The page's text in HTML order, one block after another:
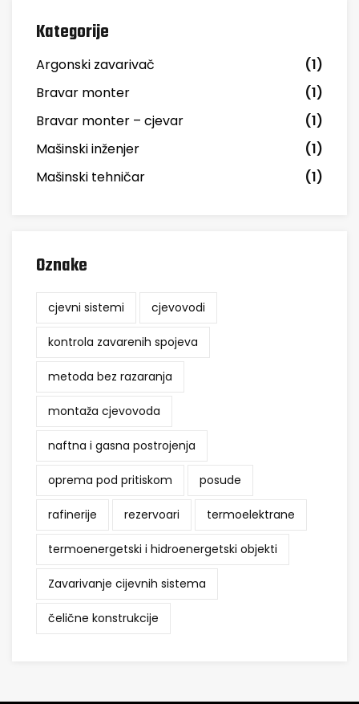
Kategorije
Argonski zavarivač
(1)
Bravar monter
(1)
Bravar monter – cjevar
(1)
Mašinski inženjer
(1)
Mašinski tehničar
(1)
Oznake
cjevni sistemi cjevovodi
kontrola zavarenih spojeva
metoda bez razaranja
montaža cjevovoda
naftna i gasna postrojenja
oprema pod pritiskom posude
rafinerije rezervoari termoelektrane
termoenergetski i hidroenergetski objekti
Zavarivanje cijevnih sistema
čelične konstrukcije